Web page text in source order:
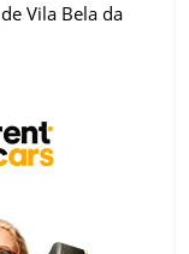
de Vila Bela da